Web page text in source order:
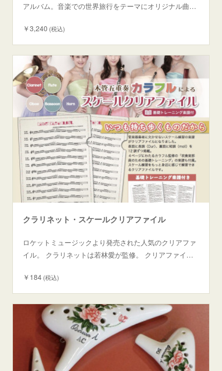
アルバム。音楽での世界旅行をテーマにオリジナル曲…
￥3,240 (税込)
クラリネット・スケールクリアファイル
ロケットミュージックより発売された人気のクリアファ
イル。 クラリネットは若林愛が監修。 クリアファイ…
￥184 (税込)